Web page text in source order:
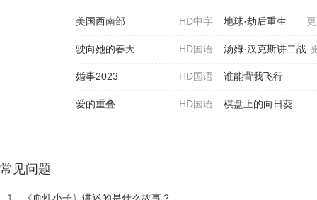
HD中字
美国西南部 地球·劫后重生
HD国语
驶向她的春天​ 汤姆·汉克斯讲二战
HD国语
婚事2023 谁能背我飞行
HD国语
爱的重叠 棋盘上的向日葵
常见问题
1、 《血性小子》讲述的是什么故事？